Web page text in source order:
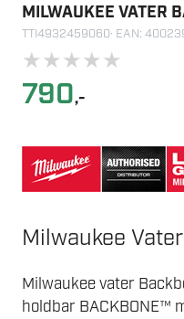
MILWAUKEE VATER
TTI4932459060· EAN:
★★★★★
790,-
Milwaukee Vater
Milwaukee vater
holdbar BACKBONE™